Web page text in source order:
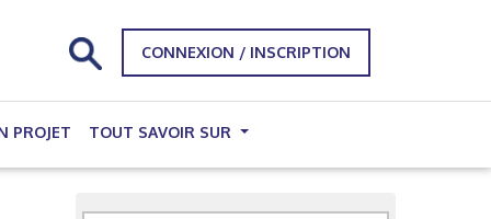
CONNEXION / INSCRIPTION
PROJET TOUT SAVOIR SUR